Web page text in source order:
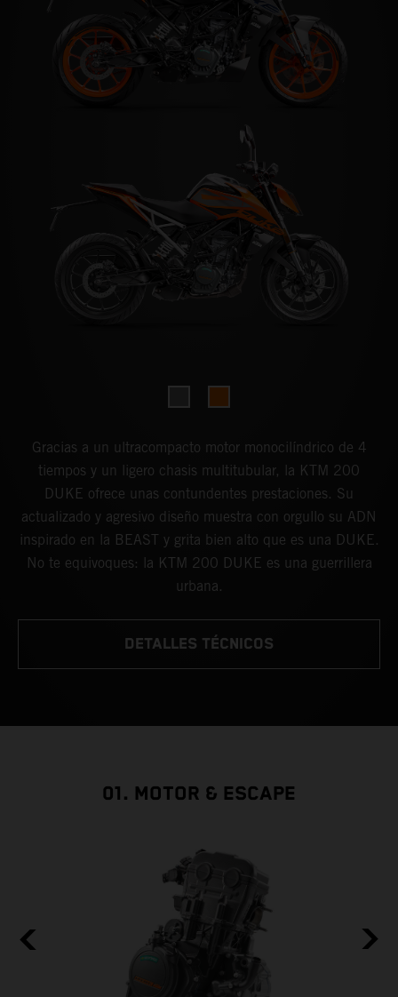
Gracias a un ultracompacto motor monocilíndrico de 4
tiempos y un ligero chasis multitubular, la KTM 200
DUKE ofrece unas contundentes prestaciones. Su
actualizado y agresivo diseño muestra con orgullo su ADN
inspirado en la BEAST y grita bien alto que es una DUKE.
No te equivoques: la KTM 200 DUKE es una guerrillera
urbana.
DETALLES TÉCNICOS
01. MOTOR & ESCAPE